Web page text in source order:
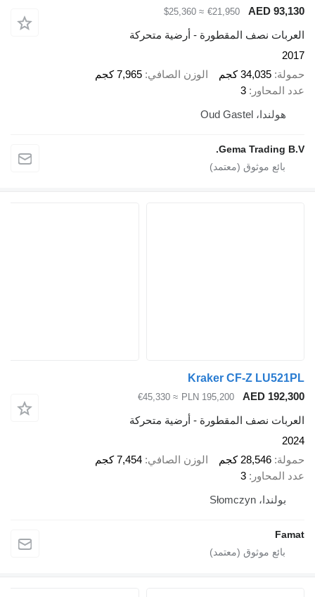
AED
€21,950
≈ $25,360
نصف المقطورة - أرضية متحركة
34,035 كجم الوزن الصافي 7,965 كجم
3
Gema
Kraker CF-Z
AED
PLN 195,200
≈ €45,330
نصف المقطورة - أرضية متحركة
28,546 كجم الوزن الصافي 7,454 كجم
3